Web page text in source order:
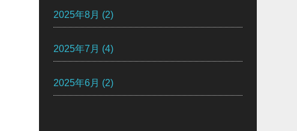
2025年8月 (2)
2025年7月 (4)
2025年6月 (2)